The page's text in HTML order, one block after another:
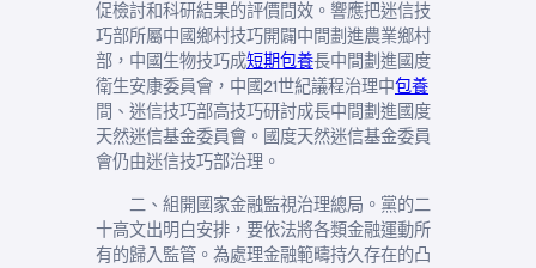
促檢討和科研結果的評價問效。響應把迷信技
巧部所屬中國鄉村技巧開闢中間劃進農業鄉村
部，中國生物技巧成短期包養長中間劃進國度
衛生安康委員會，中國21世紀議程治理中包養
間、迷信技巧部高技巧研討成長中間劃進國度
天然迷信基金委員會。國度天然迷信基金委員
會仍由迷信技巧部治理。
二、組開國家金融監視治理總局。黨的二
十高文出明白安排，要依法將各類金融運動所
有的歸入監管。為處理金融範疇持久存在的凸